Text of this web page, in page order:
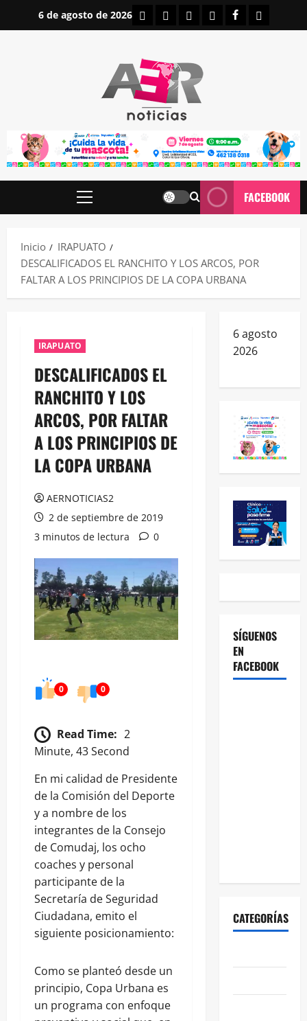
6 de agosto de 2026 INICIOIRAPUATO
ESTATALES
NACIONALES
FACEBOOK
Menú
FACEBOOK
Inicio
IRAPUATO
DESCALIFICADOS EL RANCHITO Y LOS ARCOS, POR
FALTAR A LOS PRINCIPIOS DE LA COPA URBANA
IRAPUATO
DESCALIFICADOS EL
RANCHITO Y LOS
ARCOS, POR FALTAR
A LOS PRINCIPIOS DE
LA COPA URBANA
AERNOTICIAS2
2 de septiembre de 2019
3 minutos de lectura
0
0 0
Read Time: 2
Minute, 43 Second
En mi calidad de Presidente
de la Comisión del Deporte
y a nombre de los
integrantes de la Consejo
de Comudaj, los ocho
coaches y personal
participante de la
Secretaría de Seguridad
Ciudadana, emito el
siguiente posicionamiento:
Como se planteó desde un
principio, Copa Urbana es
un programa con enfoque
6 agosto
2026
SÍGUENOS
EN
FACEBOOK
CATEGORÍAS